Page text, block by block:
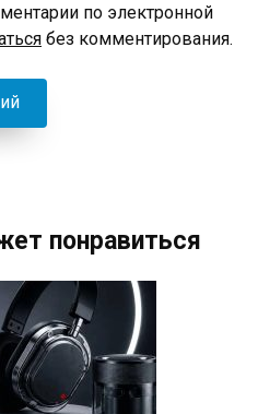
по электронной
без комментирования.
понравиться